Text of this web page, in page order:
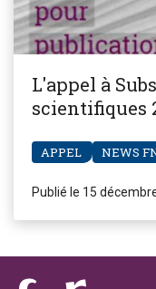
L'appel à
scientifiques
APPEL NEWS
Publié le 15